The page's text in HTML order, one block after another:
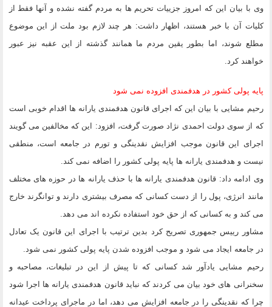
وی با بیان این که امروز جزییات تحریم ها به مردم گفته نشده و آنها فقط از
کلیات آن با خبر هستند، اظهار داشت: هر چند لازم بود ملت از این موضوع
مطلع شوند، اما بطور یقین مردم ما همانند گذشته از این عقبه نیز عبور
خواهند کرد.
پایه پولی کشور در هدفمندی افزوده نمی شود
رحیم مشایی با بیان این که اجرای قانون هدفمندی یارانه ها اقدام خوبی است
که از سوی دولت احمدی نژاد صورت گرفت، افزود: این که مخالفین می گویند
اجرای این قانون موجب افزایش نقدینگی و تورم در جامعه است، منطقی
نیست و هدفمندی یارانه ها پایه پولی کشور را اضافه نمی کند.
وی ادامه داد: قانون هدفمندی یارانه ها با حذف یارانه ها در حوزه های مختلف
مانند انرژی، پول را از دست کسانی که مصرف بیشتری دارند و توانگرند خارج
می کند و به کسانی که از حق خود استفاده نکرده اند می دهد.
مشاور رییس جمهوری تصریح کرد بدین ترتیب با اجرای این قانون یک تعادل
در جامعه ایجاد می شود و موجب افزوده شدن پایه پولی کشور نمی شود.
رحیم مشایی یادآور شد کسانی که تا پیش از این در تبلیغات، مصاحبه و
سخنرانی های خود بیان می کردند که نباید قانون هدفمندی یارانه ها اجرا شود
چرا که نقدینگی را در جامعه افزایش می دهد، اما در ماجرای پرداخت عیدانه